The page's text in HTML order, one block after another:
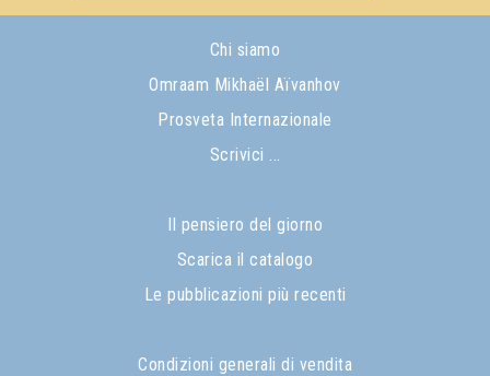
Chi siamo
Omraam Mikhaël Aïvanhov
Prosveta Internazionale
Scrivici ...
Il pensiero del giorno
Scarica il catalogo
Le pubblicazioni più recenti
Condizioni generali di vendita